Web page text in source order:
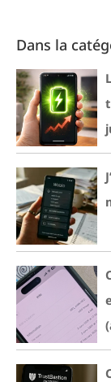
Dans la